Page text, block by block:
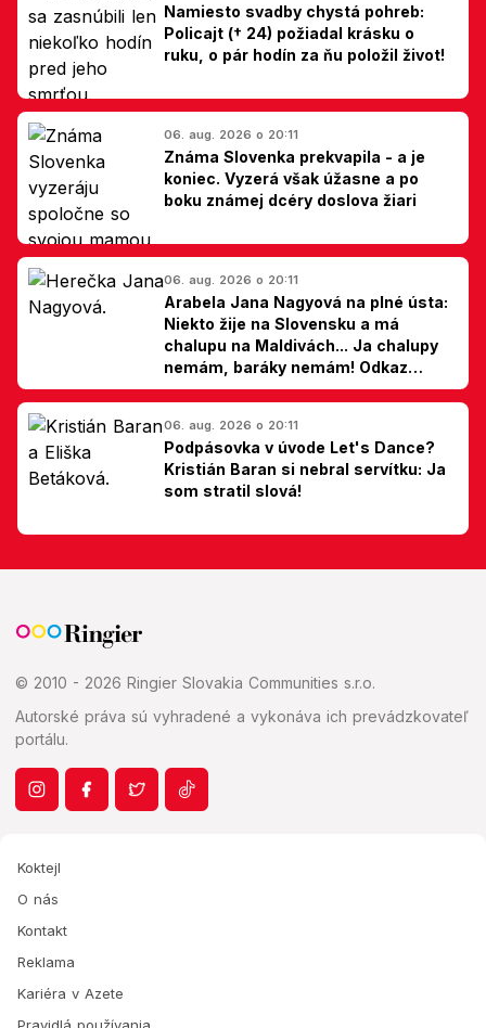
Namiesto svadby chystá pohreb:
Policajt († 24) požiadal krásku o
ruku, o pár hodín za ňu položil život!
06. aug. 2026 o 20:11
Známa Slovenka prekvapila - a je
koniec. Vyzerá však úžasne a po
boku známej dcéry doslova žiari
06. aug. 2026 o 20:11
Arabela Jana Nagyová na plné ústa:
Niekto žije na Slovensku a má
chalupu na Maldivách... Ja chalupy
nemám, baráky nemám! Odkaz
Slovákom
06. aug. 2026 o 20:11
Podpásovka v úvode Let's Dance?
Kristián Baran si nebral servítku: Ja
som stratil slová!
© 2010 - 2026 Ringier Slovakia Communities s.r.o.
Autorské práva sú vyhradené a vykonáva ich prevádzkovateľ
portálu.
Koktejl
O nás
Kontakt
Reklama
Kariéra v Azete
Pravidlá používania